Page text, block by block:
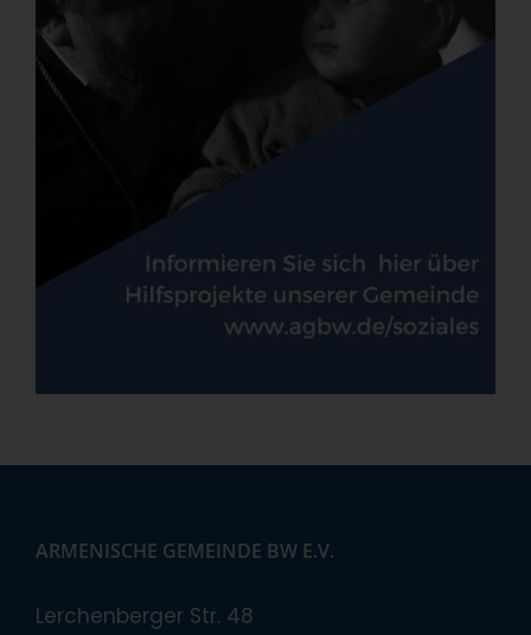
ARMENISCHE GEMEINDE BW E.V.
Lerchenberger Str. 48